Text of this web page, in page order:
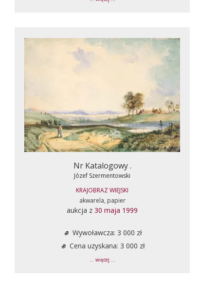
Nr Katalogowy .
Józef Szermentowski
KRAJOBRAZ WIEJSKI
akwarela, papier
aukcja z 30 maja 1999
Wywoławcza: 3 000 zł
Cena uzyskana: 3 000 zł
... więcej ...